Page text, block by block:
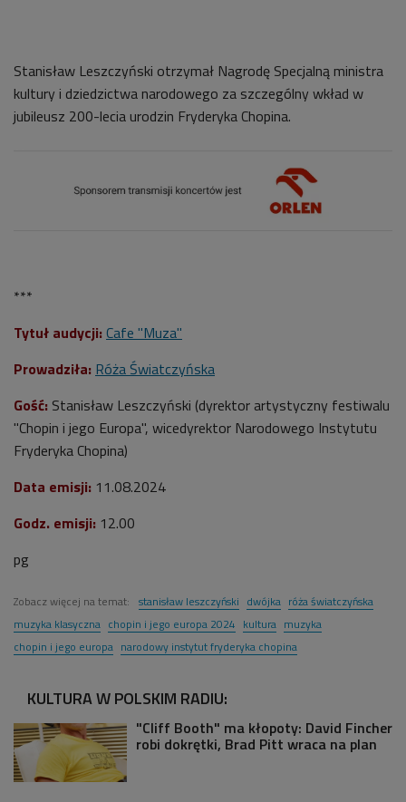
Stanisław Leszczyński otrzymał Nagrodę Specjalną ministra
kultury i dziedzictwa narodowego za szczególny wkład w
jubileusz 200-lecia urodzin Fryderyka Chopina.
***
Tytuł audycji: Cafe "Muza"
Prowadziła: Róża Światczyńska
Gość: Stanisław Leszczyński (dyrektor artystyczny festiwalu
"Chopin i jego Europa", wicedyrektor Narodowego Instytutu
Fryderyka Chopina)
Data emisji: 11.08.2024
Godz. emisji: 12.00
pg
Zobacz więcej na temat: stanisław leszczyński dwójka róża światczyńska
muzyka klasyczna chopin i jego europa 2024 kultura muzyka
chopin i jego europa narodowy instytut fryderyka chopina
KULTURA W POLSKIM RADIU:
"Cliff Booth" ma kłopoty: David Fincher
robi dokrętki, Brad Pitt wraca na plan